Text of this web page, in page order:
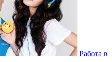
Работа в